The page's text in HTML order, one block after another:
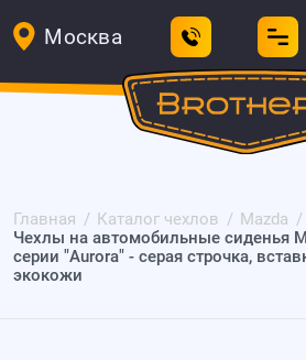
Москва
Главная Каталог чехлов Mazda
Чехлы на автомобильные сиденья
серии "Aurora" - серая строчка,
экокожи